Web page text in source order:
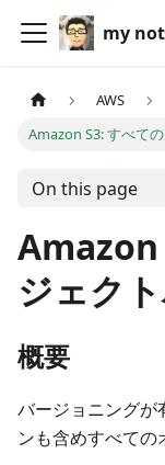
my
AWS
Amazon S3: すべて
On this page
Amazon
ジェク
概要
バージョニングが
ンも含めすべての